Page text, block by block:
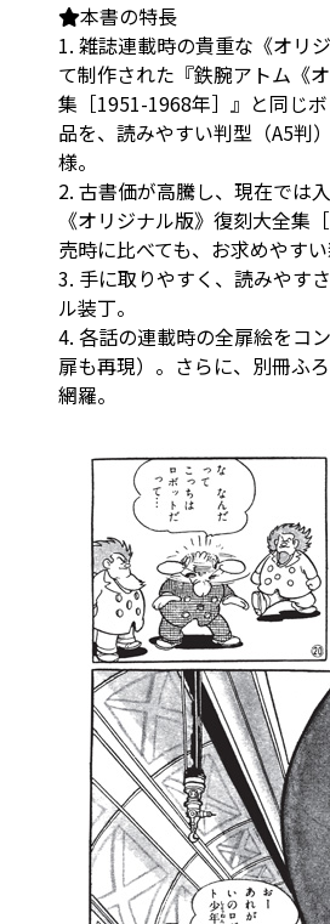
本書の特長
1. 雑誌連載時の貴重な《オリ
て制作された『鉄腕アトム《
集［1951-1968年］』と同じ
品を、読みやすい判型（A5判
様。
2. 古書価が高騰し、現在では
《オリジナル版》復刻大全集
売時に比べても、お求めやすい
3. 手に取りやすく、読みやす
ル装丁。
4. 各話の連載時の全扉絵をコ
扉も再現）。さらに、別冊ふ
網羅。